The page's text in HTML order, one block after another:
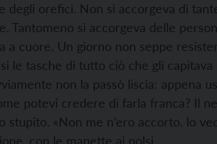
degli orefici. Non si accorgeva di
Tantomeno si accorgeva delle
a cuore. Un giorno non seppe
le tasche di tutto ciò che gli capitava
non la passò liscia: appena
potevi credere di farla franca? Il
stupito. «Non me n’ero accorto. lo
con le manette ai polsi.